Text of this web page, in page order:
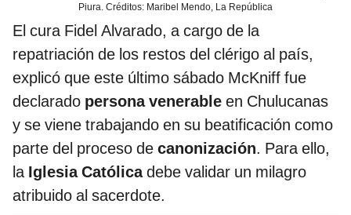
Piura. Créditos: Maribel Mendo, La República
El cura Fidel Alvarado, a cargo de la
repatriación de los restos del clérigo al país,
explicó que este último sábado McKniff fue
declarado persona venerable en Chulucanas
y se viene trabajando en su beatificación como
parte del proceso de canonización. Para ello,
la Iglesia Católicadebe validar un milagro
atribuido al sacerdote.